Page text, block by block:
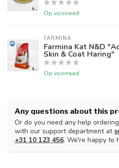
Op voorraad
FARMINA
Farmina Kat N&D
Skin & Coat Haring"
Op voorraad
Any questions about this
Or do you need any help
with our support department at
+31 10 123 456. We're happy to